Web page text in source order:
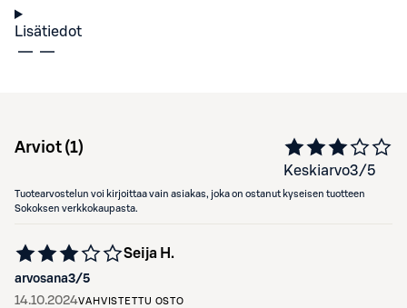
Lisätiedot
Arviot (1)
Keskiarvo3/5
Tuotearvostelun voi kirjoittaa vain asiakas, joka on ostanut kyseisen tuotteen
Sokoksen verkkokaupasta.
arvosana3/5
Seija H.
14.10.2024VAHVISTETTU OSTO